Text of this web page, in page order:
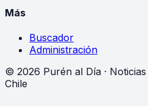
Más
Buscador
Administración
© 2026 Purén al Día ·
Chile